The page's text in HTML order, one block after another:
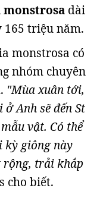
dài
165 triệu năm.
monstrosa có
nhóm chuyên
"Mùa xuân tới,
Anh sẽ đến St
vật. Có thể
kỳ giông này
rộng, trải khắp
cho biết.